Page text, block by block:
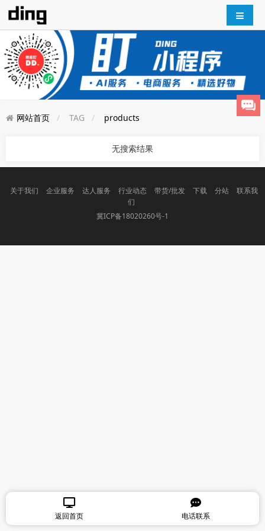
网站首页 TAG products
无搜索结果
关于我们 企业服务 达人服务 行业动态 带货/批发 下载 分站
联系我
们
冀ICP备18020260号-1
返回首页 电话联系